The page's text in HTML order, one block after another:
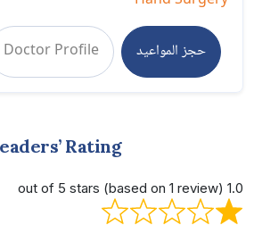
حجز المواعيد Doctor Profile
Rating
1.0 out of 5 stars (based on 1 review)